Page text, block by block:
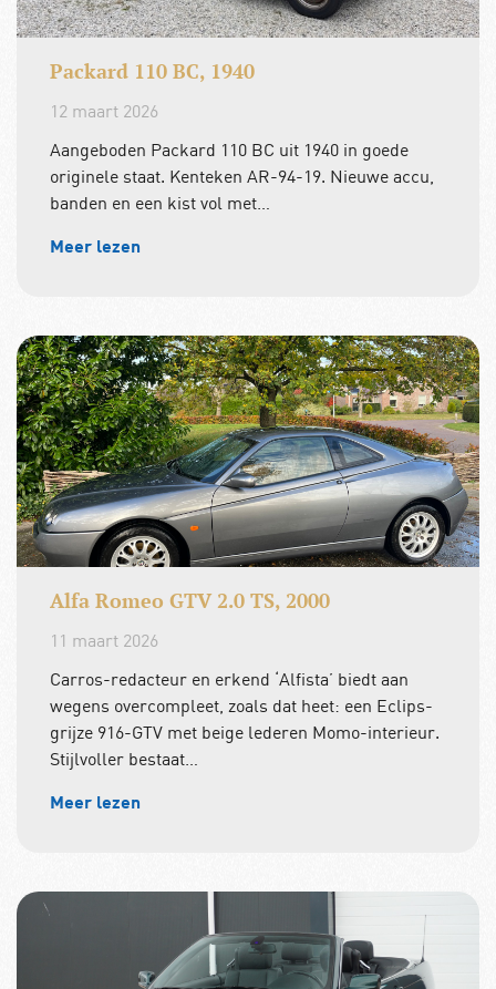
Packard 110 BC, 1940
12 maart 2026
Aangeboden Packard 110 BC uit 1940 in goede
originele staat. Kenteken AR-94-19. Nieuwe accu,
banden en een kist vol met…
Meer lezen
Alfa Romeo GTV 2.0 TS, 2000
11 maart 2026
Carros-redacteur en erkend ‘Alfista’ biedt aan
wegens overcompleet, zoals dat heet: een Eclips-
grijze 916-GTV met beige lederen Momo-interieur.
Stijlvoller bestaat…
Meer lezen